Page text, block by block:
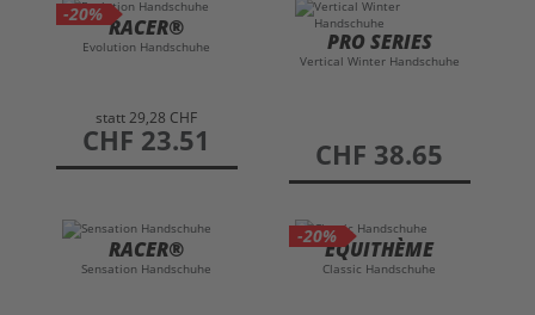
-20%
RACER®
Evolution Handschuhe
statt29,28 CHF
preis
CHF 23.51
PRO SERIES
Vertical Winter Handschuhe
preis
CHF 38.65
RACER®
Sensation Handschuhe
-20%
EQUITHÈME
Classic Handschuhe